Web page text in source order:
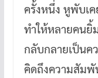
ครั้งหนึ่ง หูพับเ
ทำให้หลายคนยิ้
กลับกลายเป็นค
คิดถึงความสัมพั